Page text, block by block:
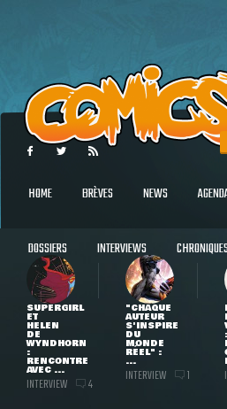
HOME BRÈVES NEWS
DOSSIERS INTERVIEWS
SUPERGIRL
ET
HELEN
DE
WYNDHORN
:
RENCONTRE
AVEC ...
INTERVIEW 4
"CHAQUE
AUTEUR
S'INSPIRE
DU
MONDE
RÉEL" :
...
INTERVIEW 1